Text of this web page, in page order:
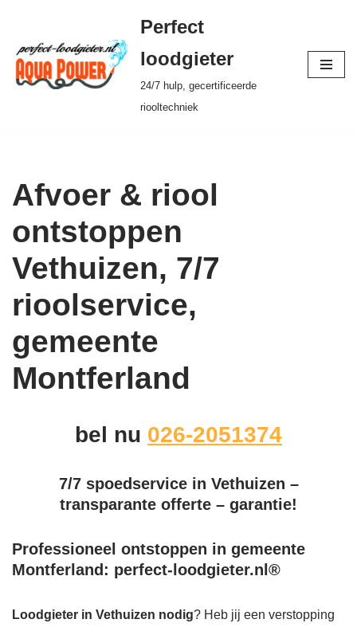
Ga
naar
de
Perfect
loodgieter
24/7 hulp, gecertificeerde
riooltechniek
Afvoer & riool
ontstoppen
Vethuizen, 7/7
rioolservice,
gemeente
Montferland
bel nu 026-2051374
7/7 spoedservice in Vethuizen –
transparante offerte – garantie!
Professioneel ontstoppen in gemeente
Montferland: perfect-loodgieter.nl®
Loodgieter in Vethuizen nodig? Heb jij een verstopping